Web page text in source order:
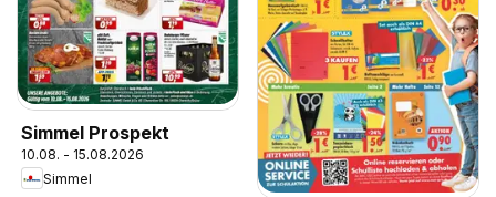
Simmel Prospekt
10.08. - 15.08.2026
Simmel